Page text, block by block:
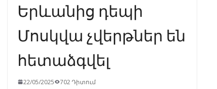
Երևանից դեպի
Մոսկվա չվերթներ են
հետաձգվել
22/05/2025 702 Դիտում